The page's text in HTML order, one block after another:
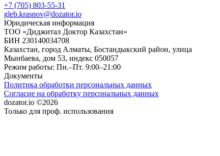
+7 (705) 803-55-31
gleb.krasnov@dozator.io
Юридическая информация
ТОО «Диджитал Доктор Казахстан»
БИН 230140034708
Казахстан, город Алматы, Бостандыкский район, улица
Мынбаева, дом 53, индекс 050057
Режим работы: Пн.–Пт. 9:00–21:00
Документы
Политика обработки персональных данных
Согласие на обработку персональных данных
dozator.io ©2026
Только для проф. использования